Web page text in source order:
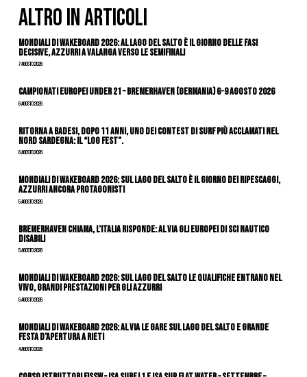
ALTRO IN ARTICOLI
Mondiali di Wakeboard 2026: al Lago del Salto è il giorno delle fasi
decisive, azzurri a valanga verso le semifinali
7 Agosto 2026
Campionati Europei Under 21 – Bremerhaven (Germania) 6-9 agosto 2026
6 Agosto 2026
Ritorna a Badesi, dopo 11 anni, uno dei contest di surf più acclamati nel
nord Sardegna: il “Log Fest”.
6 Agosto 2026
Mondiali di Wakeboard 2026: sul Lago del Salto è il giorno dei ripescaggi,
azzurri ancora protagonisti
5 Agosto 2026
Bremerhaven chiama, l’Italia risponde: al via gli Europei di Sci Nautico
Disabili
5 Agosto 2026
Mondiali di Wakeboard 2026: sul Lago del Salto le qualifiche entrano nel
vivo, grandi prestazioni per gli azzurri
5 Agosto 2026
Mondiali di Wakeboard 2026: al via le gare sul Lago del Salto e grande
festa d’apertura a Rieti
4 Agosto 2026